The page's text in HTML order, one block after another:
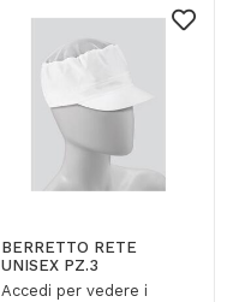
BERRETTO RETE
UNISEX PZ.3
Accedi per vedere i